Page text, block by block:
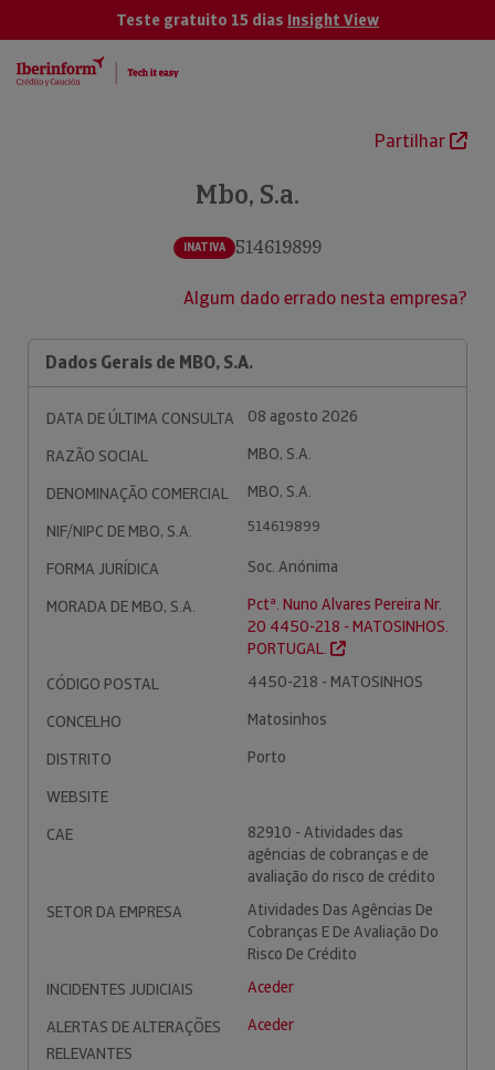
Teste gratuito 15 dias Insight View
Partilhar
Mbo, S.a.
INATIVA 514619899
Algum dado errado nesta empresa?
Dados Gerais de MBO, S.A.
DATA DE ÚLTIMA CONSULTA
08 agosto 2026
RAZÃO SOCIAL
MBO, S.A.
DENOMINAÇÃO COMERCIAL
MBO, S.A.
NIF/NIPC DE MBO, S.A.
514619899
FORMA JURÍDICA
Soc. Anónima
MORADA DE MBO, S.A.
Pctª. Nuno Alvares Pereira Nr.
20 4450-218 - MATOSINHOS.
PORTUGAL.
CÓDIGO POSTAL
4450-218 - MATOSINHOS
CONCELHO
Matosinhos
DISTRITO
Porto
WEBSITE
CAE
82910 - Atividades das
agências de cobranças e de
avaliação do risco de crédito
SETOR DA EMPRESA
Atividades Das Agências De
Cobranças E De Avaliação Do
Risco De Crédito
INCIDENTES JUDICIAIS
Aceder
ALERTAS DE ALTERAÇÕES
RELEVANTES
Aceder